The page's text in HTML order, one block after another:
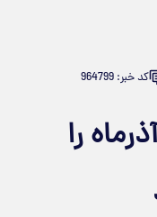
کد خبر: 964799
را